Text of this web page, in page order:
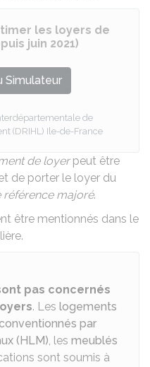
les loyers de
juin 2021)
Simulateur
de
(DRIHL) Ile-de-France
de loyerpeut être
de porter le loyer du
référence majoré.
être mentionnés dans le
.
pas concernés
. Les logements
par
(HLM), les meublés
sont soumis à